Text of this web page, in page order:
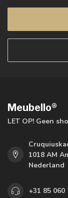
Meubello®
LET OP! Geen
1018 AM
Nederland
+31 85 060